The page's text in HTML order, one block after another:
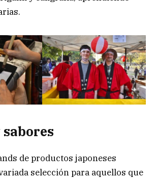
de productos japoneses
selección para aquellos que